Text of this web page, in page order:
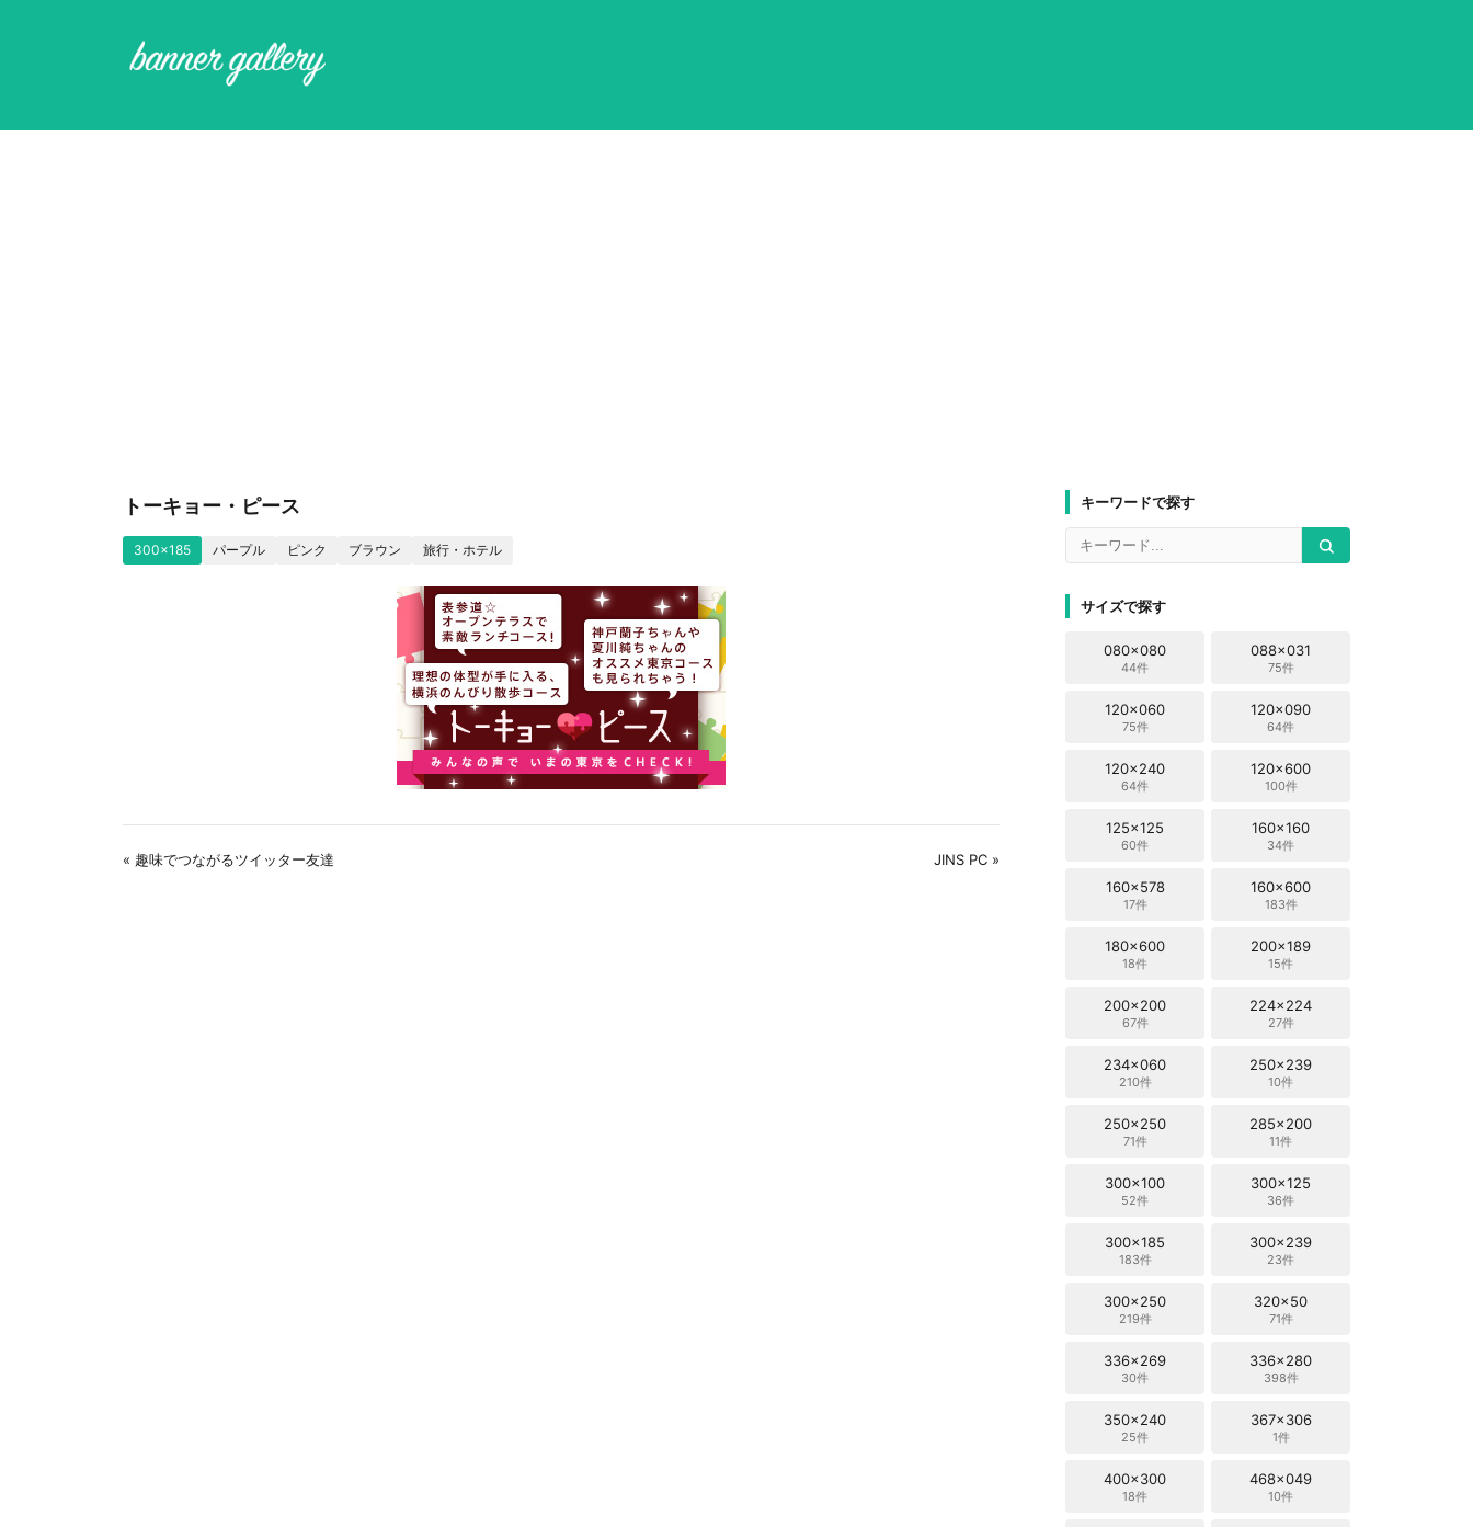
トーキョー・ピース
300x185 パープル ピンク ブラウン 旅行・ホテル
« 趣味でつながるツイッター友達 JINS PC »
キーワードで探す
サイズで探す
080x080
44件
088x031
75件
120x060
75件
120x090
64件
120x240
64件
120x600
100件
125x125
60件
160x160
34件
160x578
17件
160x600
183件
180x600
18件
200x189
15件
200x200
67件
224x224
27件
234x060
210件
250x239
10件
250x250
71件
285x200
11件
300x100
52件
300x125
36件
300x185
183件
300x239
23件
300x250
219件
320x50
71件
336x269
30件
336x280
398件
350x240
25件
367x306
1件
400x300
18件
468x049
10件